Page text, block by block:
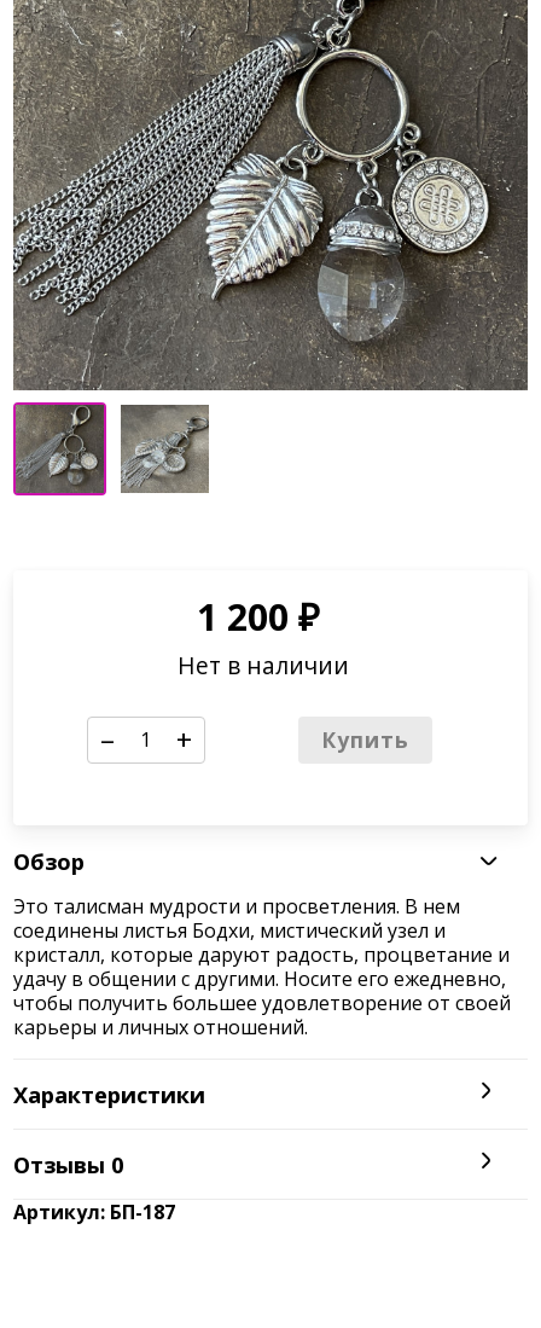
1 200₽
Нет в наличии
– + Купить
Обзор
Это талисман мудрости и просветления. В нем
соединены листья Бодхи, мистический узел и
кристалл, которые даруют радость, процветание и
удачу в общении с другими. Носите его ежедневно,
чтобы получить большее удовлетворение от своей
карьеры и личных отношений.
Характеристики
Отзывы 0
Артикул: БП-187